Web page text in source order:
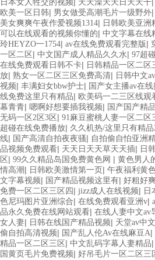
日本女人牲交的视频
天天澡天天日天天干
欧美一区日韩| 男女做受高潮毛片一级野外|
美女爽爽午夜作爱视频1314| 日韩欧美亚洲
可以在线观看的视频你懂的| 中文字幕在线
玲HEYZO一1754| av在线免费观看完整版 |
一区二区 | 中文国产成人精品久久水| 97超
在线免费观看日韩不卡| 日韩精品一区二区
放| 熟女一区二区三区免费高清| 日韩中文
视频| 丰满妇女bbw护士| 国产女主播av在
线免费这里只有精品| 欧美码一二三区线观
幕青青| 嗯啊好想要插我视频| 国产国产精
无码一区2区3区 | 91麻豆蜜桃人妻一区二区
超碰在线免费播放| 久久机热/这里只有精品
线| 国产高清自拍夜夜骚| 自拍偷自怕亚洲
品视频免费观看| 天天日天天草天天插| 日
区 | 99久久精品岛国免费黄色网 | 黄色男人
情高潮| 日韩欧美激情第一页 | 午夜福利黄
文字幕视频| 国产精品视频这里有| 好粗好
免费一区二区三区四 | jizz成人在线视频| 日
色尼玛图片亚洲综合| 在线免费观看亚洲v|
品永久免费在线网站观看| 在线人妻中文av
女人妻| 日韩在线国产精品视频| 天堂av中
偷自拍高清视频| 国产乱人伦Av在线麻豆A|
精品一区二区三区 | 中文乱码字幕人妻精品|
国黄页毛片免费视频| 好吊毛片一区二区三